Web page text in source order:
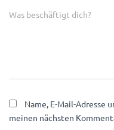
Was beschäftigt dich?
Name, E-Mail-Adresse
meinen nächsten